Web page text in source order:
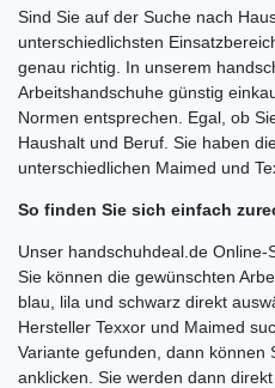
Sind Sie auf der Suche nach
unterschiedlichsten
genau richtig. In unserem
Arbeitshandschuhe günstig
Normen entsprechen. Egal, ob
Haushalt und Beruf. Sie haben
unterschiedlichen Maimed und
So finden Sie sich einfach
Unser handschuhdeal.de Online-
Sie können die gewünschten
blau, lila und schwarz direkt
Hersteller Texxor und Maimed
Variante gefunden, dann können
anklicken. Sie werden dann